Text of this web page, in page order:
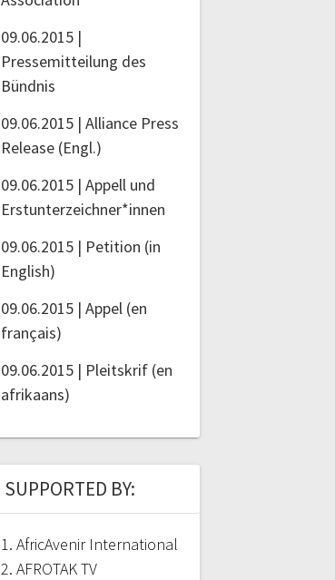
09.06.2015 |
Pressemitteilung des
Bündnis
09.06.2015 | Alliance Press
Release (Engl.)
09.06.2015 | Appell und
Erstunterzeichner*innen
09.06.2015 | Petition (in
English)
09.06.2015 | Appel (en
français)
09.06.2015 | Pleitskrif (en
afrikaans)
SUPPORTED BY:
1. AfricAvenir International
2. AFROTAK TV